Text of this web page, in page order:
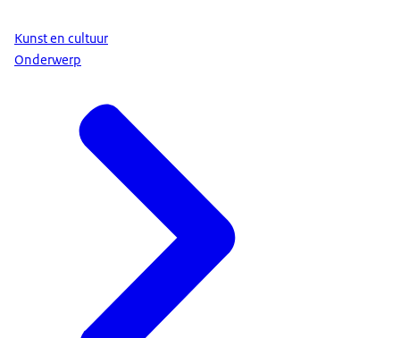
Kunst en cultuur
Onderwerp